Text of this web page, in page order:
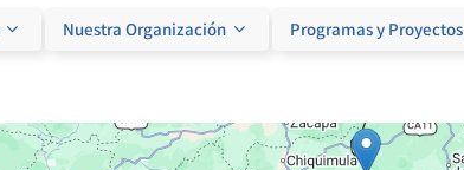
Nuestra Organización Programas y Proyectos